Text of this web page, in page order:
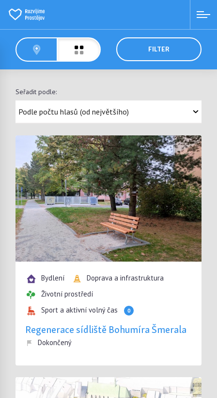
FILTER
Seřadit podle:
Bydlení
Doprava a infrastruktura
Životní prostředí
Sport a aktivní volný čas
0
Regenerace sídliště Bohumíra Šmerala
Dokončený